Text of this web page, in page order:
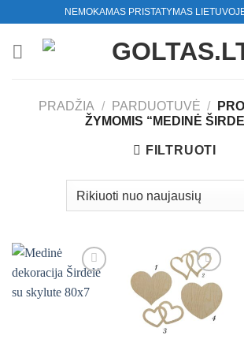
content
NEMOKAMAS PRISTATYMAS
PRADŽIA / PARDUOTUVĖ /
ŽYMOMIS “MEDINĖ
FILTRUOTI
Mėgstamiausias